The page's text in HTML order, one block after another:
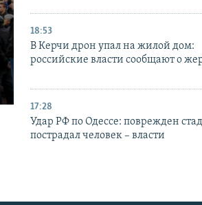
18:53
В Керчи дрон упал на жилой дом:
российские власти сообщают о
17:28
Удар РФ по Одессе: поврежден
пострадал человек – власти